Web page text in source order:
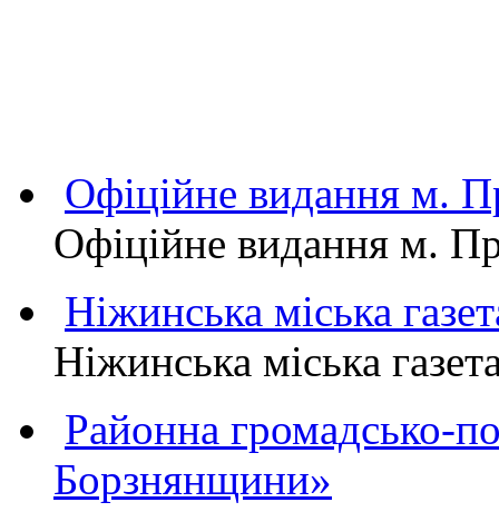
Офіційне видання
Офіційне видання м.
Ніжинська міська
Ніжинська міська
Районна громадсько-
Борзнянщини»